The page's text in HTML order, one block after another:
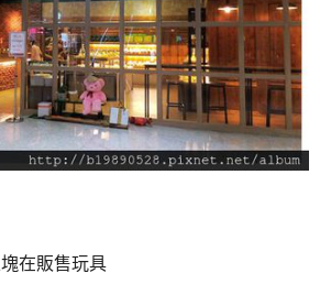
在販售玩具